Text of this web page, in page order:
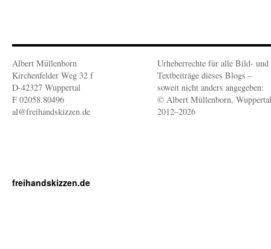
Albert Müllenborn
Kirchenfelder Weg 32 f
D-42327 Wuppertal
F 02058.80496
al@freihandskizzen.de
Urheberrechte für alle Bild- und
Textbeiträge dieses Blogs –
soweit nicht anders angegeben:
© Albert Müllenborn, Wuppertal
2012–2026
freihandskizzen.de